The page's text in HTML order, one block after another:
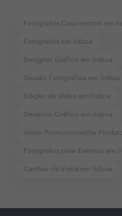
Fotógrafos Casamentos em
Fotografos em lisboa
Designer Gráfico em lisboa
Sessão Fotográfica em lisboa
Edição de Vídeo em lisboa
Desenho Gráfico em lisboa
Vídeo Promocional/de
Fotógrafos para Eventos em
Cartões de Visita em lisboa